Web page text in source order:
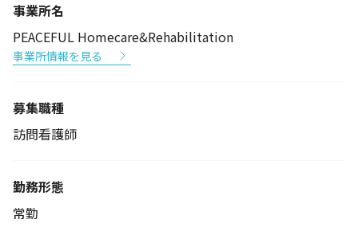
事業所名
PEACEFUL Homecare&Rehabilitation
事業所情報を見る
募集職種
訪問看護師
勤務形態
常勤